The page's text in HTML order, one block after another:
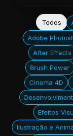
Todos
Adobe
After Effects
Brush Power
Cinema 4D
Efeitos
Ilustração e